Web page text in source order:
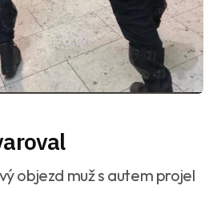
objezd muž s autem projel